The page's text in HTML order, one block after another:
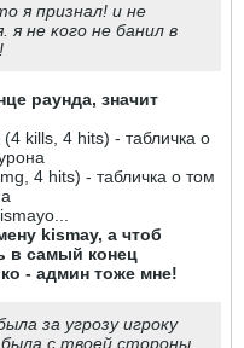
я признал! и не
не кого не банил в
раунда, значит
kills, 4 hits) - табличка о
4 hits) - табличка о том
kismay, а чтоб
в самый конец
- админ тоже мне!
за угрозу игроку
была с твоей стороны